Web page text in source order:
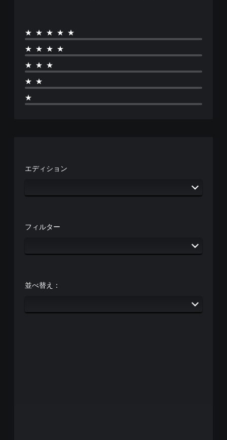
★★★★★
★★★★
★★★
★★
★
エディション
フィルター
並べ替え：